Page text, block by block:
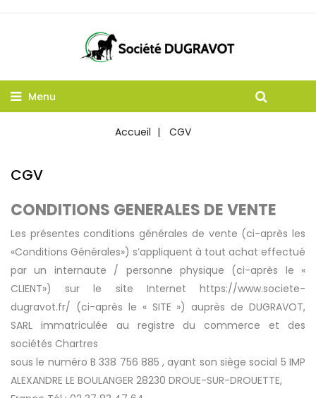
Menu
Accueil CGV
CGV
CONDITIONS GENERALES DE VENTE
Les présentes conditions générales de vente (ci-après les
«Conditions Générales») s’appliquent à tout achat effectué
par un internaute / personne physique (ci-après le «
CLIENT») sur le site Internet https://www.societe-
dugravot.fr/ (ci-après le « SITE ») auprès de DUGRAVOT,
SARL immatriculée au registre du commerce et des
sociétés Chartres
sous le numéro B 338 756 885 , ayant son siège social 5 IMP
ALEXANDRE LE BOULANGER 28230 DROUE-SUR-DROUETTE,